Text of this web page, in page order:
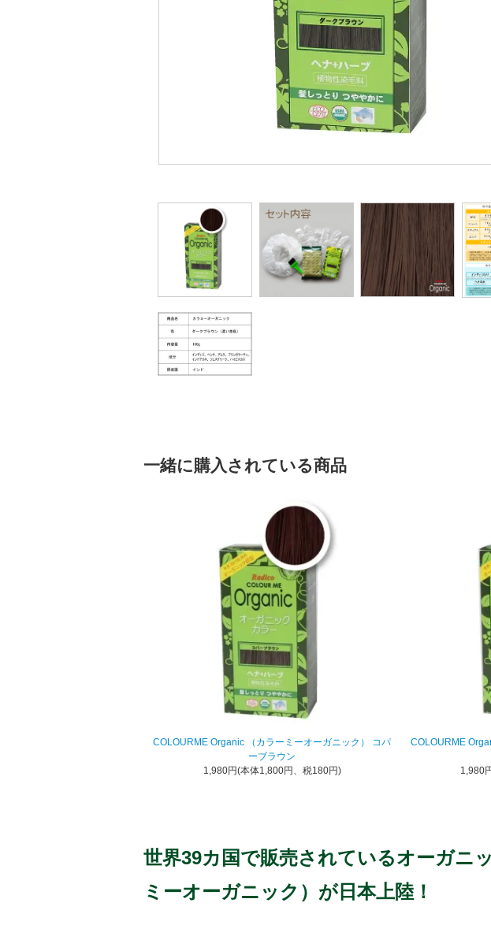
一緒に購入されている商品
COLOURME Organic （カラーミーオーガニック） コパ
ーブラウン
1,980円(本体1,800円、税180円)
COLOURME
1,980
世界39カ国で販売されているオーガニ
ミーオーガニック）が日本上陸！